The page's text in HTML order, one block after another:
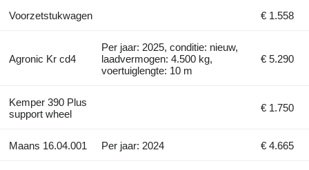
Voorzetstukwagen € 1.558
Agronic Kr cd4
Per jaar: 2025, conditie: nieuw,
laadvermogen: 4.500 kg,
voertuiglengte: 10 m
€ 5.290
Kemper 390 Plus
support wheel
€ 1.750
Maans 16.04.001 Per jaar: 2024 € 4.665